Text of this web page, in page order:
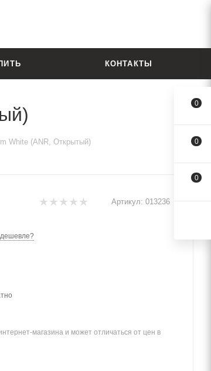
КОНТАКТЫ
White (ANR, Открытый)
Артикул: 013236
магазина и может отличаться от цен в
0
0
0